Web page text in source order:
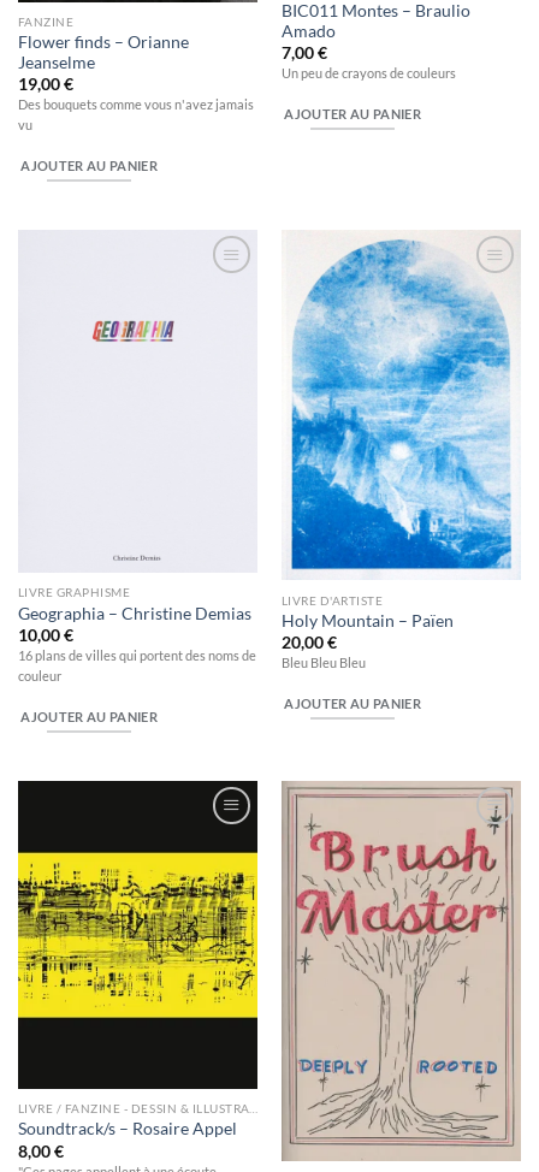
FANZINE
Flower finds – Orianne
Jeanselme
19,00€
Des bouquets comme vous n'avez jamais
vu
AJOUTER AU PANIER
BIC011 Montes – Braulio
Amado
7,00€
Un peu de crayons de couleurs
AJOUTER AU PANIER
LIVRE GRAPHISME
Geographia – Christine Demias
10,00€
16 plans de villes qui portent des noms de
couleur
AJOUTER AU PANIER
Ajouter
à la
wishlist
LIVRE D'ARTISTE
Holy Mountain – Païen
20,00€
Bleu Bleu Bleu
AJOUTER AU PANIER
à la
wishlist
Soundtrack/s – Rosaire Appel
8,00€
Ajouter
à la
wishlist